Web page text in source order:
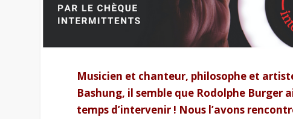
Musicien et chanteur, philosophe et
Bashung, il semble que Rodolphe
temps d’intervenir ! Nous l’avons